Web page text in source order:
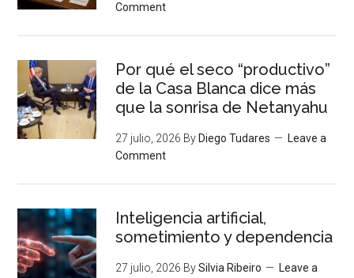
Comment
Por qué el seco “productivo”
de la Casa Blanca dice más
que la sonrisa de Netanyahu
27 julio, 2026 By Diego Tudares
Leave a
Comment
Inteligencia artificial,
sometimiento y dependencia
27 julio, 2026 BySilvia Ribeiro
Leave a